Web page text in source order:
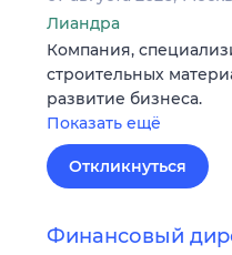
Лиандра
Компания,
строительных
развитие бизнеса.
Показать ещё
Откликнуться
Финансовый